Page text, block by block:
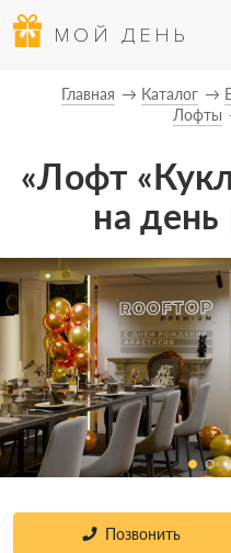
МОЙ ДЕНЬ
Главная Каталог
Лофты
«Лофт
на
Позвонить